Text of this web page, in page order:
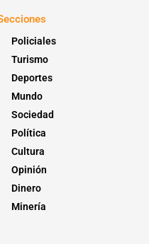
Policiales
Turismo
Deportes
Mundo
Sociedad
Política
Cultura
Opinión
Dinero
Minería